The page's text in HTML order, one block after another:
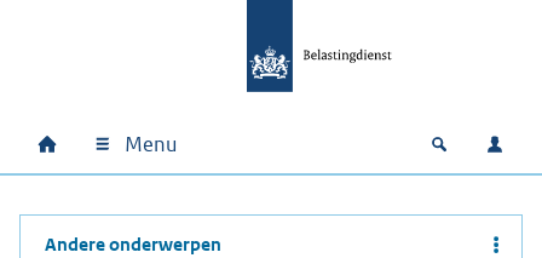
Hoofdnavigatie
Home Menu Open
Andere onderwerpen